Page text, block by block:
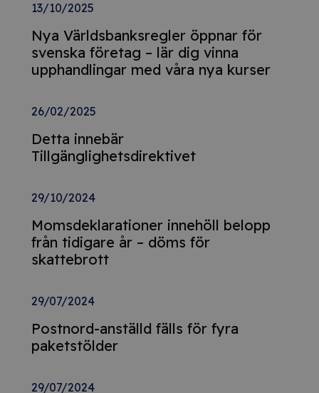
13/10/2025
Nya Världsbanksregler öppnar för
svenska företag – lär dig vinna
upphandlingar med våra nya kurser
26/02/2025
Detta innebär
Tillgänglighetsdirektivet
29/10/2024
Momsdeklarationer innehöll belopp
från tidigare år – döms för
skattebrott
29/07/2024
Postnord-anställd fälls för fyra
paketstölder
29/07/2024